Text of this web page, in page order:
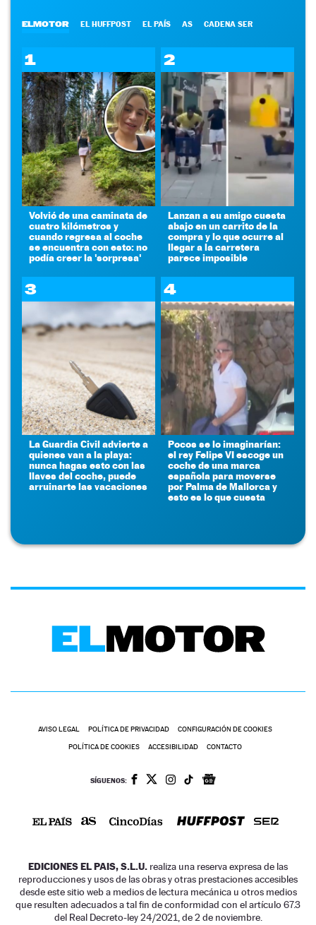
ELMOTOR EL HUFFPOST EL PAÍS AS CADENA SER
1
Volvió de una caminata de
cuatro kilómetros y
cuando regresa al coche
se encuentra con esto: no
podía creer la 'sorpresa'
2
Lanzan a su amigo cuesta
abajo en un carrito de la
compra y lo que ocurre al
llegar a la carretera
parece imposible
3
La Guardia Civil advierte a
quienes van a la playa:
nunca hagas esto con las
llaves del coche, puede
arruinarte las vacaciones
4
Pocos se lo imaginarían:
el rey Felipe VI escoge un
coche de una marca
española para moverse
por Palma de Mallorca y
esto es lo que cuesta
AVISO LEGAL POLÍTICA DE PRIVACIDAD CONFIGURACIÓN DE COOKIES
POLÍTICA DE COOKIES ACCESIBILIDAD CONTACTO
SÍGUENOS:
EDICIONES EL PAIS, S.L.U. realiza una reserva expresa de las
reproducciones y usos de las obras y otras prestaciones accesibles
desde este sitio web a medios de lectura mecánica u otros medios
que resulten adecuados a tal fin de conformidad con el artículo 67.3
del Real Decreto-ley 24/2021, de 2 de noviembre.